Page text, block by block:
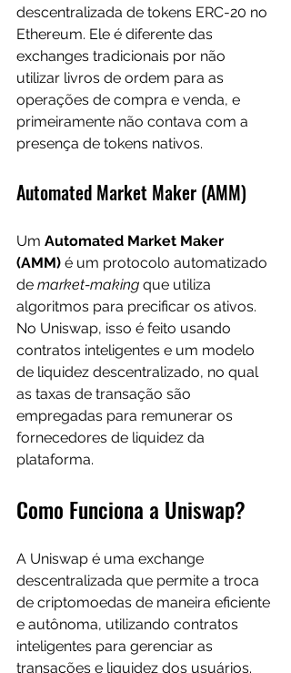
descentralizada de tokens ERC-20 no
Ethereum. Ele é diferente das
exchanges tradicionais por não
utilizar livros de ordem para as
operações de compra e venda, e
primeiramente não contava com a
presença de tokens nativos.
Automated Market Maker (AMM)
Um Automated Market Maker
(AMM) é um protocolo automatizado
de market-making que utiliza
algoritmos para precificar os ativos.
No Uniswap, isso é feito usando
contratos inteligentes e um modelo
de liquidez descentralizado, no qual
as taxas de transação são
empregadas para remunerar os
fornecedores de liquidez da
plataforma.
Como Funciona a Uniswap?
A Uniswap é uma exchange
descentralizada que permite a troca
de criptomoedas de maneira eficiente
e autônoma, utilizando contratos
inteligentes para gerenciar as
transações e liquidez dos usuários.